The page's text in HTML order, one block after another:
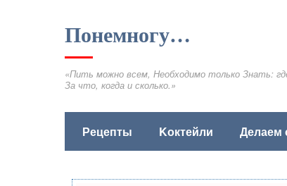
Понемногу…
«Пить можно всем, Необходимо только Знать:
За что, когда и сколько.»
Рецепты Kоктейли Делаем